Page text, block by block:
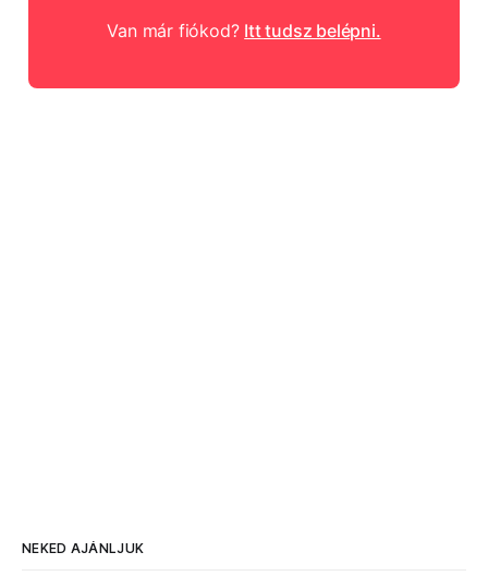
Van már fiókod? Itt tudsz belépni.
NEKED AJÁNLJUK